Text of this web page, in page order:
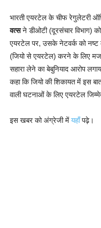
भारती एयरटेल के चीफ रेगुलेटरी
वत्सने डीओटी (दूरसंचार विभाग)
एयरटेल पर, उसके नेटवर्क को
(जियो से एयरटेल) करने के लिए
सहारा लेने का बेबुनियाद आरोप
कहा कि जियो की शिकायत में इस
वाली घटनाओं के लिए एयरटेल
इस खबर को अंग्रेजी मेंयहाँपढ़े।